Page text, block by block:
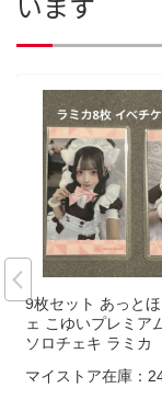
9枚セット あっと
ェ こゆいプレミア
ソロチェキ ラミカ
マイストア在庫：